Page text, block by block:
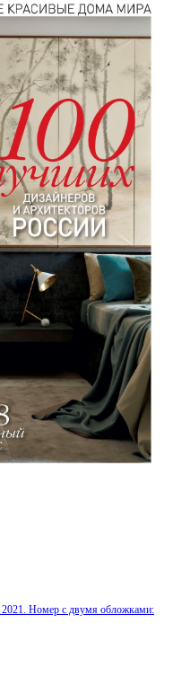
2021. Номер с двумя обложками: